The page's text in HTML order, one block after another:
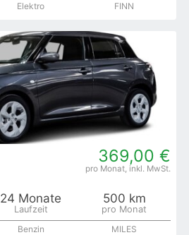
Elektro FINN
369,00 €
24 Monate 500 km
Benzin MILES